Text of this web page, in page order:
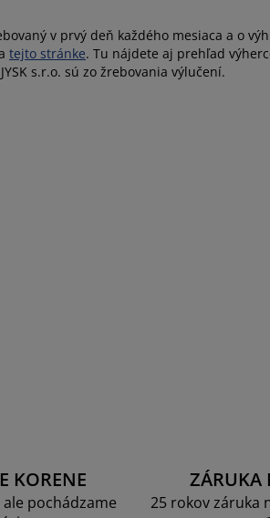
v prvý deň každého mesiaca a o
tejto stránke. Tu nájdete aj prehľad
s.r.o. sú zo žrebovania výlučení.
KORENE
pochádzame
ZÁRUKA
25 rokov záruka